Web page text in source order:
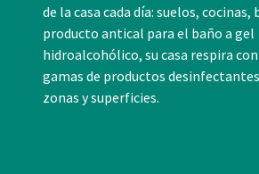
de la casa cada día: suelos,
producto antical para el baño a gel
hidroalcohólico, su casa respira
gamas de productos
zonas y superficies.